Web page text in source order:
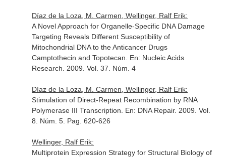
Díaz de la Loza, M. Carmen, Wellinger, Ralf Erik:
A Novel Approach for Organelle-Specific DNA Damage
Targeting Reveals Different Susceptibility of
Mitochondrial DNA to the Anticancer Drugs
Camptothecin and Topotecan. En: Nucleic Acids
Research . 2009. Vol. 37. Núm. 4
Díaz de la Loza, M. Carmen, Wellinger, Ralf Erik:
Stimulation of Direct-Repeat Recombination by RNA
Polymerase III Transcription. En: DNA Repair. 2009. Vol.
8. Núm. 5. Pag. 620-626
Wellinger, Ralf Erik:
Multiprotein Expression Strategy for Structural Biology of